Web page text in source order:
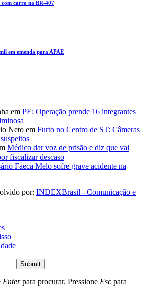
carro na BR-407
em emenda para APAE
em PE: Operação prende 16 integrantes
Neto em Furto no Centro de ST: Câmeras
Médico dar voz de prisão e diz que vai
fiscalizar descaso
Faeca Melo sofre grave acidente na
por: INDEXBrasil - Comunicação e
Submit
Enterpara procurar. Pressione Esc para